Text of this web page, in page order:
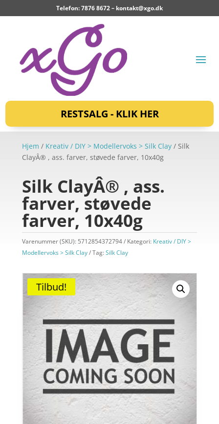
Telefon: 7876 8672 – kontakt@xgo.dk
RESTSALG - KLIK HER
Hjem / Kreativ / DIY > Modellervoks > Silk Clay/ Silk
ClayÂ® , ass. farver, støvede farver, 10x40g
Silk ClayÂ® , ass.
farver, støvede
farver, 10x40g
Varenummer (SKU): 5712854372794 Kategori: Kreativ / DIY >
Modellervoks > Silk Clay
Tag:Silk Clay
Tilbud!